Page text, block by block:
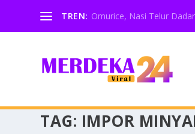
TREN: Omurice, Nasi Telur
TAG: IMPOR